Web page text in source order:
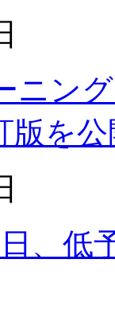
ニン
版を
、低